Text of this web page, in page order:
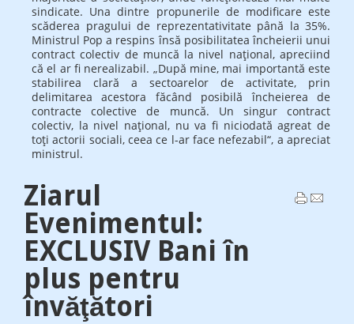
sindicate. Una dintre propunerile de modificare este
scăderea pragului de reprezentativitate până la 35%.
Ministrul Pop a respins însă posibilitatea încheierii unui
contract colectiv de muncă la nivel naţional, apreciind
că el ar fi nerealizabil. „După mine, mai importantă este
stabilirea clară a sectoarelor de activitate, prin
delimitarea acestora făcând posibilă încheierea de
contracte colective de muncă. Un singur contract
colectiv, la nivel naţional, nu va fi niciodată agreat de
toţi actorii sociali, ceea ce l-ar face nefezabil“, a apreciat
ministrul.
Ziarul
Evenimentul:
EXCLUSIV Bani în
plus pentru
învăţători